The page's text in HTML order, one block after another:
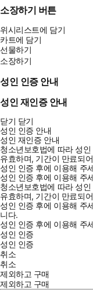
소장하기 버튼
위시리스트에 담기
카트에 담기
선물하기
소장하기
성인 인증 안내
성인 재인증 안내
닫기 닫기
성인 인증 안내
성인 재인증 안내
청소년보호법에 따라 성
유효하며, 기간이 만료되
성인 인증 후에 이용해 주
성인 인증 후에 이용해 주
청소년보호법에 따라 성
유효하며, 기간이 만료되
성인 인증 후에 이용해 주
니다.
성인 인증 후에 이용해 주
성인 인증
성인 인증
취소
취소
제외하고 구매
제외하고 구매